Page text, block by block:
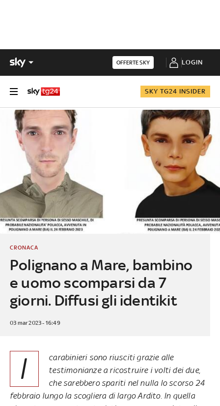
OFFERTE SKY LOGIN
SKY TG24 INSIDER
Polignano a Mare, bambino
e uomo scomparsi da 7
giorni. Diffusi gli identikit
CRONACA
03 mar 2023 - 16:49
I
carabinieri sono riusciti grazie alle
testimonianze a ricostruire i volti dei due,
che sarebbero spariti nel nulla lo scorso 24
febbraio lungo la scogliera di largo Ardito. In quella